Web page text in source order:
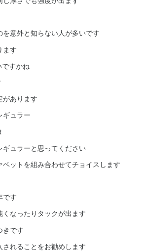
意外と知らない人が多いです
ます
すかね
があります
ュラー
ュラーと思ってください
ベットを組み合わせてチョイスします
です
くなったりタックが出ます
きです
れることをお勧めします